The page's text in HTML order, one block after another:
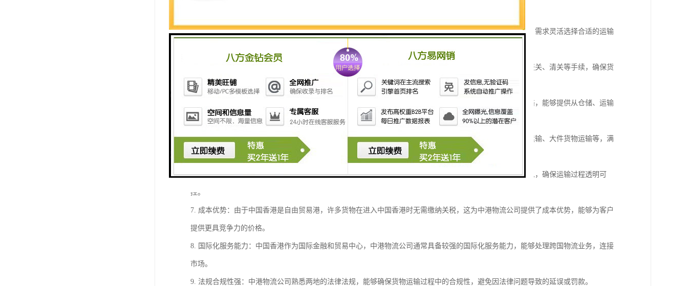
2. 多样化的运输方式：中港物流公司提供多种运输方式，包括海运、空运、陆运以及多式联运，能够根据客户需求灵活选择合适的运输
方案。特别是陆路运输，由于两地距离较近，卡车运输成为主要的运输方式之一。
3. 的通关服务：由于中港两地有不同的关税和贸易政策，物流公司通常具备丰富的通关经验，能够快速处理报关、清关等手续，确保货
物顺利通过海关，减少延误。
4. 完善的物流网络：中港物流公司通常在内地和中国香港都设有仓库和配送中心，形成了覆盖广泛的物流网络，能够提供从仓储、运输
到配送的一站式服务。
5. 定制化服务：根据客户的不同需求，中港物流公司可以提供定制化的物流解决方案，如冷链运输、危险品运输、大件货物运输等，满
足客户的特殊要求。
6. 信息化管理：现代中港物流公司普遍采用的信息化管理系统，能够实时跟踪货物状态，提供准确的物流信息，确保运输过程透明可
控。
7. 成本优势：由于中国香港是自由贸易港，许多货物在进入中国香港时无需缴纳关税，这为中港物流公司提供了成本优势，能够为客户
提供更具竞争力的价格。
8. 国际化服务能力：中国香港作为国际金融和贸易中心，中港物流公司通常具备较强的国际化服务能力，能够处理跨国物流业务，连接
市场。
9. 法规合规性强：中港物流公司熟悉两地的法律法规，能够确保货物运输过程中的合规性，避免因法律问题导致的延误或罚款。